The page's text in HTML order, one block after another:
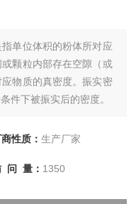
单位体积的粉体所对应
颗粒内部存在空隙（或
物质的真密度。振实密
件下被振实后的密度。
性质： 生产厂家
问 量： 1350